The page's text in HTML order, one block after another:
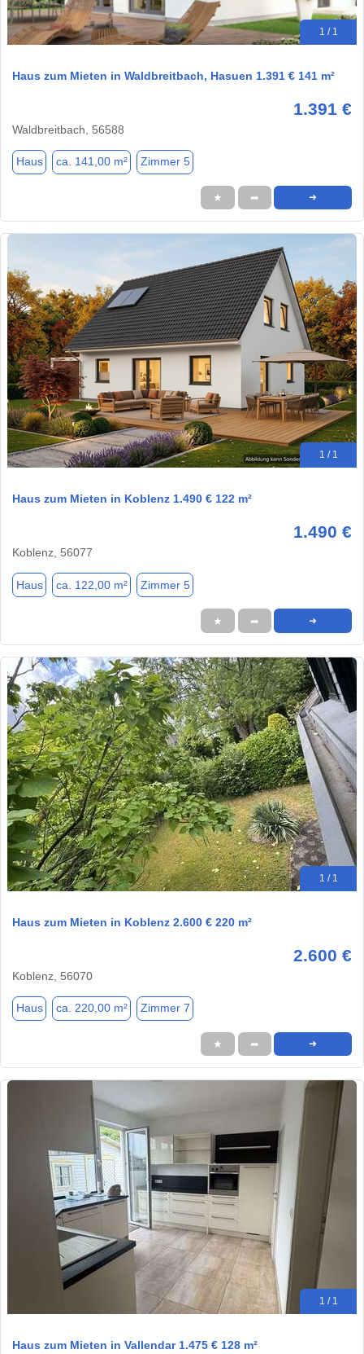
1 / 1
Haus zum Mieten in Waldbreitbach, Hasuen 1.391 € 141 m²
1.391 €
Waldbreitbach, 56588
Haus ca. 141,00 m² Zimmer 5
★ ➦ ➜
1 / 1
Haus zum Mieten in Koblenz 1.490 € 122 m²
1.490 €
Koblenz, 56077
Haus ca. 122,00 m² Zimmer 5
★ ➦ ➜
1 / 1
Haus zum Mieten in Koblenz 2.600 € 220 m²
2.600 €
Koblenz, 56070
Haus ca. 220,00 m² Zimmer 7
★ ➦ ➜
1 / 1
Haus zum Mieten in Vallendar 1.475 € 128 m²